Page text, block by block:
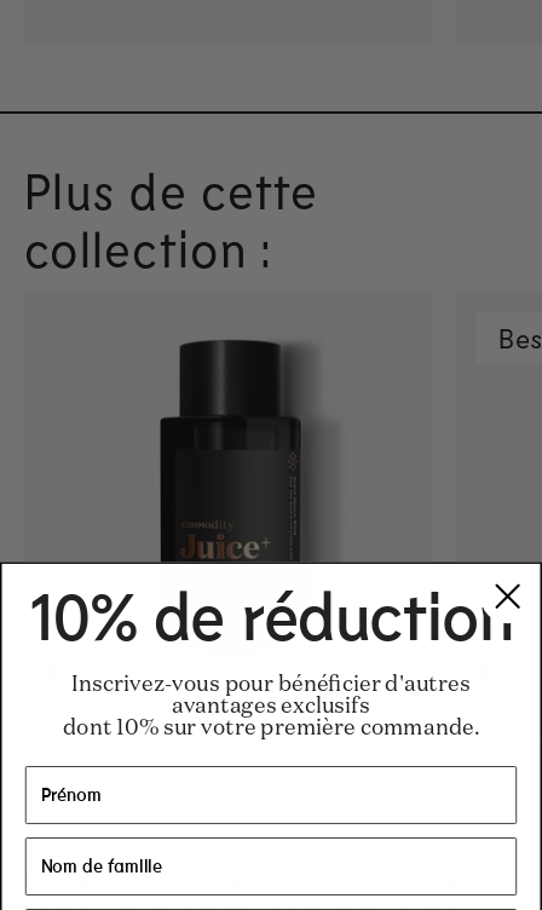
Plus de cette
collection :
Juice+ Regular price
34 €-155 €
Regular price
155€
Regular
34€ Moss+
Retrouvez-nous sur
10% de réduction
Inscrivez-vous pour bénéficier d'autres
avantages exclusifs
dont 10% sur votre première commande.